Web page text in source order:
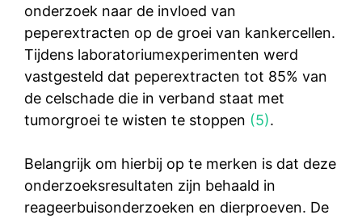
onderzoek naar de invloed van
peperextracten op de groei van kankercellen.
Tijdens laboratoriumexperimenten werd
vastgesteld dat peperextracten tot 85% van
de celschade die in verband staat met
tumorgroei te wisten te stoppen (5).
Belangrijk om hierbij op te merken is dat deze
onderzoeksresultaten zijn behaald in
reageerbuisonderzoeken en dierproeven. De